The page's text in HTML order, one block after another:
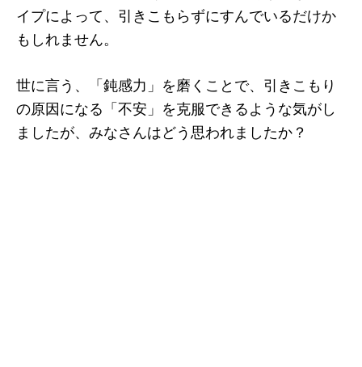
イプによって、引きこもらずにすんでいるだけか
もしれません。
世に言う、「鈍感力」を磨くことで、引きこもり
の原因になる「不安」を克服できるような気がし
ましたが、みなさんはどう思われましたか？